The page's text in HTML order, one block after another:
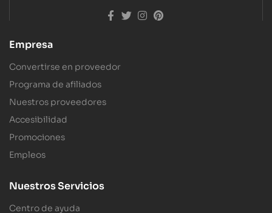
Empresa
Convertirse en proveedor
Programa de afiliados
Nuestros proveedores
Accesibilidad
Promociones
Empleos
Nuestros Servicios
Centro de ayuda